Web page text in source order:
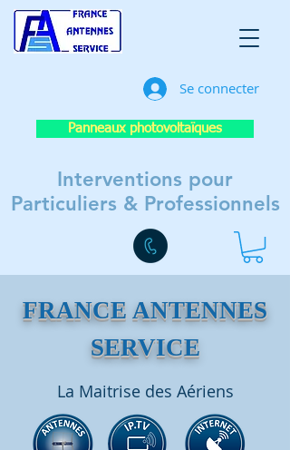
Se connecter
Panneaux photovoltaïques
Interventions pour
Particuliers & Professionnels
FRANCE ANTENNES
SERVICE
La Maitrise des Aériens